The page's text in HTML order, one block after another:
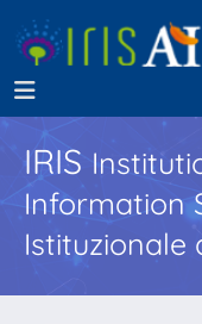
IRIS
Information
Istituzionale